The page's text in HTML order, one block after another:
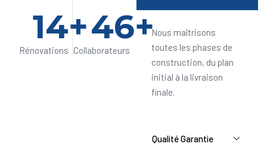
Rénovations
15+
Collaborateurs
47+Nous maîtrisons
toutes les phases de
construction, du plan
initial à la livraison
finale.
Qualité Garantie